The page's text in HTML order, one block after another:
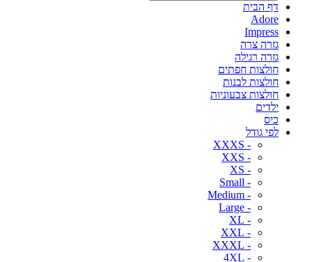
דף הבית
Adore
Impress
גזרה צרה
גזרה רגילה
חולצות חפתים
חולצות לבנות
חולצות צבעוניות
ילדים
כיס
לפי גודל
- XXXS
- XXS
- XS
- Small
- Medium
- Large
- XL
- XXL
- XXXL
- 4XL